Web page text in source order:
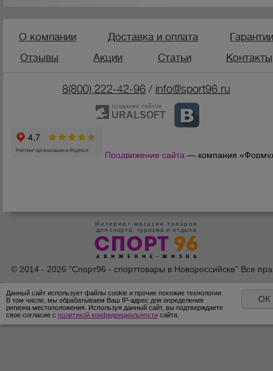
О компании Доставка и оплата
Отзывы
Акции Статьи Контакты
8(800) 222-42-96/ info@sport96.ru
создание сайтов
URALSOFT
Продвижение сайта — компания
Интернет-магазин товаров
для спорта, туризма и отдыха
© 2014 - 2026 “Спорт96 - спорттовары в Новороссийске” Все
Данный сайт использует файлы cookie и прочие похожие технологии.
В том числе, мы обрабатываем Ваш IP-адрес для определения
региона местоположения. Используя данный сайт, вы подтверждаете
свое согласие с политикой конфиденциальности сайта.
ОК